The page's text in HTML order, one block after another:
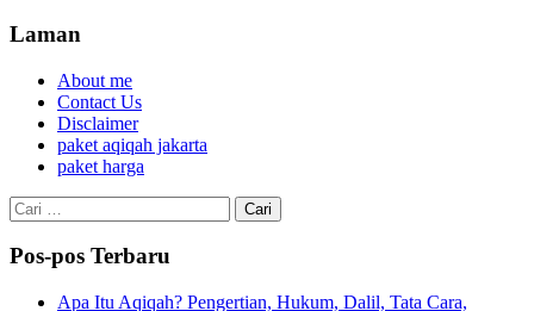
Laman
About me
Contact Us
Disclaimer
paket aqiqah jakarta
paket harga
Cari
untuk:
Pos-pos Terbaru
Apa Itu Aqiqah? Pengertian, Hukum, Dalil, Tata Cara,